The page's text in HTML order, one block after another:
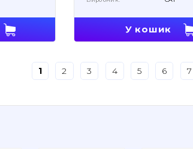
У кошик
1 2 3 4 5 6 7